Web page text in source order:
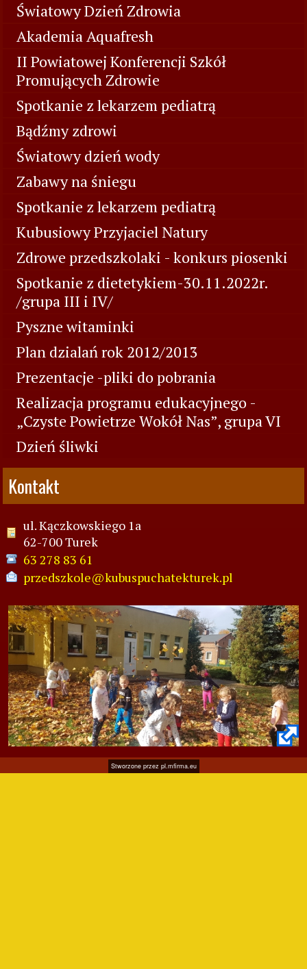
Światowy Dzień Zdrowia
Akademia Aquafresh
II Powiatowej Konferencji Szkół
Promujących Zdrowie
Spotkanie z lekarzem pediatrą
Bądźmy zdrowi
Światowy dzień wody
Zabawy na śniegu
Spotkanie z lekarzem pediatrą
Kubusiowy Przyjaciel Natury
Zdrowe przedszkolaki - konkurs piosenki
Spotkanie z dietetykiem-30.11.2022r.
/grupa III i IV/
Pyszne witaminki
Plan dzialań rok 2012/2013
Prezentacje -pliki do pobrania
Realizacja programu edukacyjnego -
„Czyste Powietrze Wokół Nas”, grupa VI
Dzień śliwki
Kontakt
ul. Kączkowskiego 1a
62-700 Turek
63 278 83 61
przedszkole@kubuspuchatekturek.pl
Stworzone przez pl.mfirma.eu